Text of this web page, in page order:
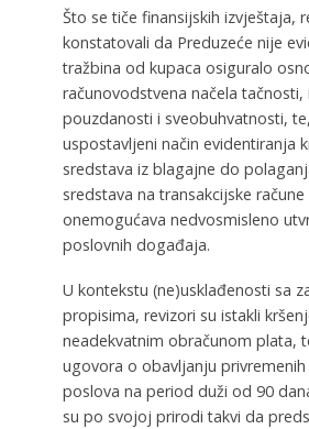
Što se tiče finansijskih izvještaja,
konstatovali da Preduzeće nije
tražbina od kupaca osiguralo
računovodstvena načela tačnosti,
pouzdanosti i sveobuhvatnosti,
uspostavljeni način evidentiranja
sredstava iz blagajne do
sredstava na transakcijske račune
onemogućava nedvosmisleno
poslovnih događaja.
U kontekstu (ne)usklađenosti sa
propisima, revizori su istakli
neadekvatnim obračunom plata,
ugovora o obavljanju
poslova na period duži od 90
su po svojoj prirodi takvi da